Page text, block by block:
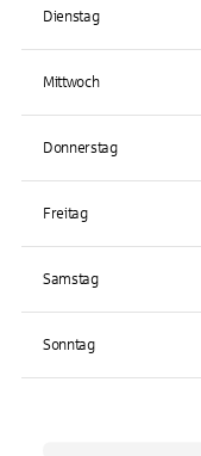
Dienstag
Mittwoch
Donnerstag
Freitag
Samstag
Sonntag